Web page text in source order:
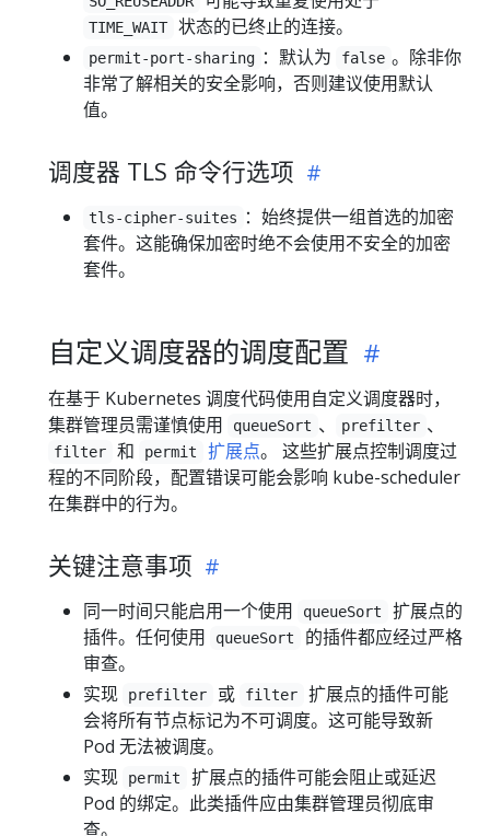
TIME_WAIT 状态的已终止的连接。
permit-port-sharing ：默认为 false 。除非你
非常了解相关的安全影响，否则建议使用默认
值。
调度器 TLS 命令行选项
tls-cipher-suites
：始终提供一组首选的加密
套件。这能确保加密时绝不会使用不安全的加密
套件。
自定义调度器的调度配置
在基于 Kubernetes 调度代码使用自定义调度器时，
集群管理员需谨慎使用
queueSort 、 prefilter 、
filter 和 permit 扩展点。 这些扩展点控制调度过
程的不同阶段，配置错误可能会影响 kube-scheduler
在集群中的行为。
关键注意事项
同一时间只能启用一个使用 queueSort
扩展点的
插件。任何使用
queueSort
的插件都应经过严格
审查。
实现
prefilter 或 filter
扩展点的插件可能
会将所有节点标记为不可调度。这可能导致新
Pod 无法被调度。
实现
permit
扩展点的插件可能会阻止或延迟
Pod 的绑定。此类插件应由集群管理员彻底审
查。